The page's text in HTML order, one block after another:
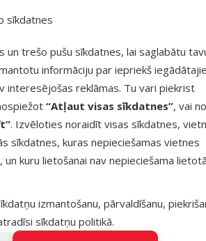
sīkdatnes
un trešo pušu sīkdatnes, lai saglabātu
informāciju par iepriekš
interesējošas reklāmas. Tu vari piekrist
“Atļaut visas sīkdatnes”, vai
. Izvēloties noraidīt visas sīkdatnes,
sīkdatnes, kuras nepieciešamas vietnes
un kuru lietošanai nav nepieciešama
izmantošanu, pārvaldīšanu,
sīkdatņu politikā.
0
0
0
0
6
0
Rotaļlieta
Recycled
-25 %